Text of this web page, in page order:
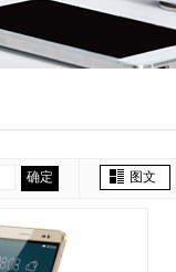
确定 图文